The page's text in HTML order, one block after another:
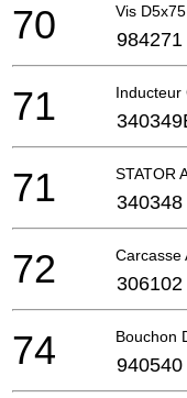
Vis
70 984271
Inducteur
71
STATOR
71 340348
Carcasse
72 306102
Bouchon
74 940540